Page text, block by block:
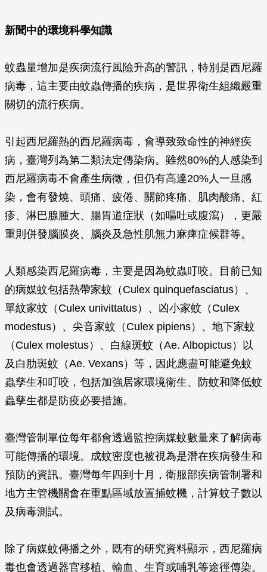
新聞中的環境科學知識
蚊蟲量增加是疾病流行風險升高的警訊，特別是西尼羅
病毒，這主要由蚊蟲傳播的疾病，是世界衛生組織嚴重
關切的流行疾病。
引起西尼羅熱的西尼羅病毒，會導致致命性的神經疾
病，臺灣列為第二類法定傳染病。雖然80%的人感染到
西尼羅病毒不會產生病徵，但仍有高達20%人一旦感
染，會有發燒、頭痛、疲倦、關節疼痛、肌肉酸痛、紅
疹、淋巴腺腫大、腸胃道症狀（如嘔吐或腹瀉），更嚴
重則併發腦膜炎、腦炎及急性肌無力麻痺症候群等。
人類感染西尼羅病毒，主要是因為蚊蟲叮咬。目前已知
的病媒蚊包括熱帶家蚊（Culex quinquefasciatus）、
單紋家蚊（Culex univittatus）、凶小家蚊（Culex
modestus）、尖音家蚊（Culex pipiens）、地下家蚊
（Culex molestus）、白線斑蚊（Ae. Albopictus）以
及白肋斑蚊（Ae. Vexans）等，因此應盡可能避免蚊
蟲孳生和叮咬，包括加強居家環境衛生、防蚊和降低蚊
蟲孳生都是防疫必要措施。
臺灣管制單位每年都會透過監控病媒蚊數量來了解病毒
可能傳播的環境。成蚊密度也被視為是潛在疾病發生和
預防的資訊。臺灣每年四到十月，衛服部疾病管制署和
地方主管機關會在重點區域放置捕蚊機，計算蚊子數以
及病毒測試。
除了病媒蚊傳播之外，既有的研究資料顯示，西尼羅病
毒也會透過器官移植、輸血、生育或哺乳等途徑傳染。